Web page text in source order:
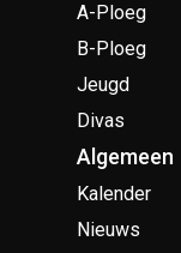
A-Ploeg
B-Ploeg
Jeugd
Divas
Algemeen
Kalender
Nieuws